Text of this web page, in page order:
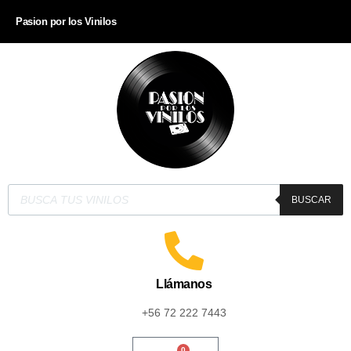
Pasion por los Vinilos
BUSCAR
Llámanos
+56 72 222 7443